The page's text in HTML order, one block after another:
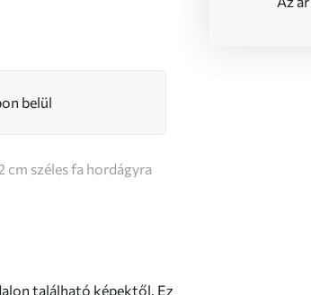
belül
széles fa hordágyra
található képektől. Ez